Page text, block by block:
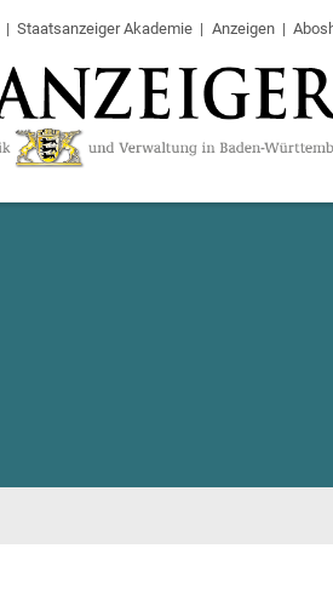
Staatsanzeiger Akademie Anzeigen